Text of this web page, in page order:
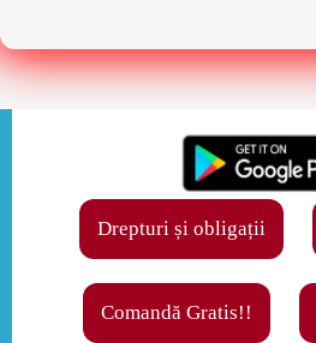
Drepturi și obligații
Comandă Gratis!!